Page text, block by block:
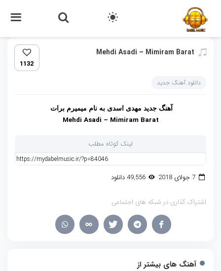
Mehdi Asadi – Mimiram Barat‏
1132
دانلود آهنگ جدید
آهنگ جدید مهدی اسدی به نام میمیرم برات
Mehdi Asadi – Mimiram Barat
لینک کوتاه مطلب
7 جولای 2018 49,556 دانلود
اشتراک گذاری در شبکه های اجتماعی
آهنگ های بیشتر از